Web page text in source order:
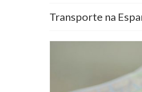
Transporte na